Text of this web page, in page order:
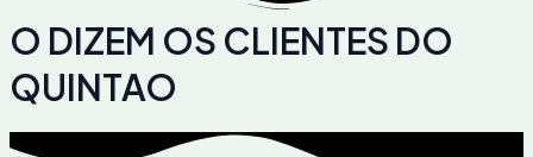
O DIZEM OS CLIENTES DO
QUINTAO